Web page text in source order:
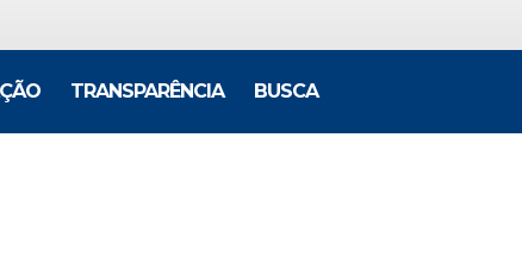
TRANSPARÊNCIA BUSCA